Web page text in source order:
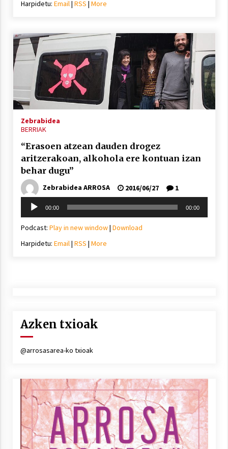
Harpidetu: Email| RSS | More
Zebrabidea
BERRIAK
“Erasoen atzean dauden drogez
aritzerakoan, alkohola ere kontuan izan
behar dugu”
Zebrabidea ARROSA 2016/06/27
1
Soinu
erreproduzigailua
00:00 00:00
Podcast: Play in new window| Download
Harpidetu: Email| RSS | More
Azken txioak
@arrosasarea-ko txioak